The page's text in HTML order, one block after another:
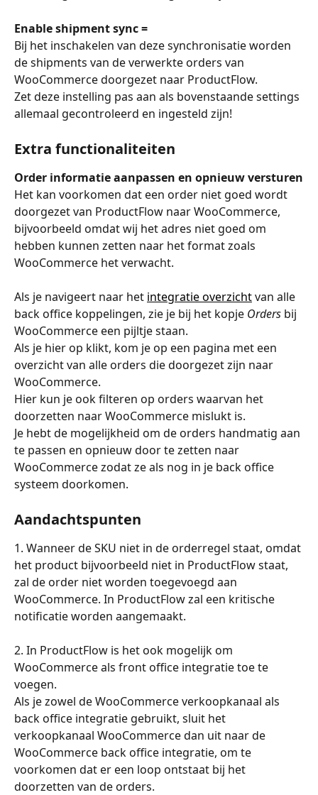
Enable shipment sync =
Bij het inschakelen van deze synchronisatie worden
de shipments van de verwerkte orders van
WooCommerce doorgezet naar ProductFlow.
Zet deze instelling pas aan als bovenstaande settings
allemaal gecontroleerd en ingesteld zijn!
Extra functionaliteiten
Order informatie aanpassen en opnieuw versturen
Het kan voorkomen dat een order niet goed wordt
doorgezet van ProductFlow naar WooCommerce,
bijvoorbeeld omdat wij het adres niet goed om
hebben kunnen zetten naar het format zoals
WooCommerce het verwacht.
Als je navigeert naar het integratie overzicht van alle
back office koppelingen, zie je bij het kopje Orders bij
WooCommerce een pijltje staan.
Als je hier op klikt, kom je op een pagina met een
overzicht van alle orders die doorgezet zijn naar
WooCommerce.
Hier kun je ook filteren op orders waarvan het
doorzetten naar WooCommerce mislukt is.
Je hebt de mogelijkheid om de orders handmatig aan
te passen en opnieuw door te zetten naar
WooCommerce zodat ze als nog in je back office
systeem doorkomen.
Aandachtspunten
1. Wanneer de SKU niet in de orderregel staat, omdat
het product bijvoorbeeld niet in ProductFlow staat,
zal de order niet worden toegevoegd aan
WooCommerce. In ProductFlow zal een kritische
notificatie worden aangemaakt.
2. In ProductFlow is het ook mogelijk om
WooCommerce als front office integratie toe te
voegen.
Als je zowel de WooCommerce verkoopkanaal als
back office integratie gebruikt, sluit het
verkoopkanaal WooCommerce dan uit naar de
WooCommerce back office integratie, om te
voorkomen dat er een loop ontstaat bij het
doorzetten van de orders.